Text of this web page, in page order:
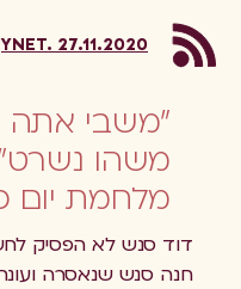
YNET. 27.11.2020
"משבי אתה
משהו נשרט":
מלחמת יום
דוד סנש לא הפסיק
חנה סנש שנאסרה